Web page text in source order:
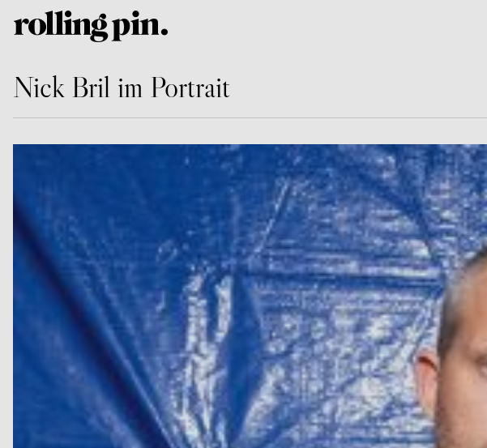
Nick Bril im Portrait